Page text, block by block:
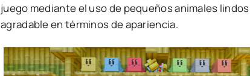
juego mediante el uso de pequeños animales
agradable en términos de apariencia.